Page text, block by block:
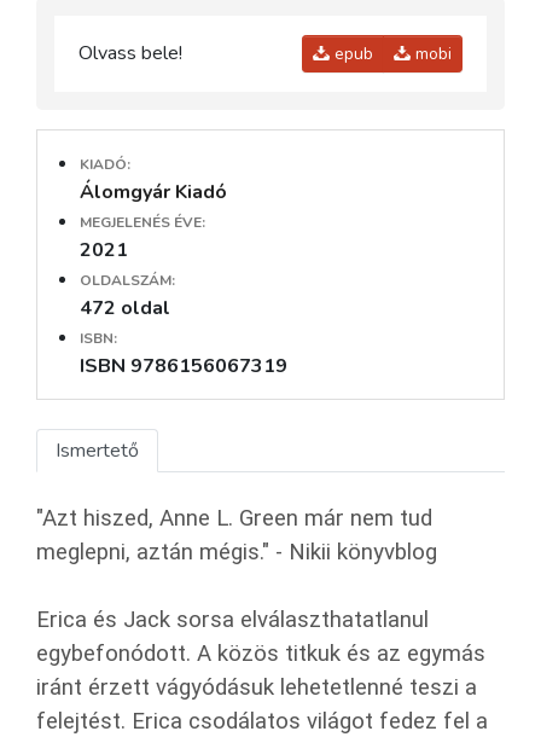
Olvass bele! epub mobi
KIADÓ:
Álomgyár Kiadó
MEGJELENÉS ÉVE:
2021
OLDALSZÁM:
472 oldal
ISBN:
ISBN 9786156067319
Ismertető
"Azt hiszed, Anne L. Green már nem tud
meglepni, aztán mégis." - Nikii könyvblog
Erica és Jack sorsa elválaszthatatlanul
egybefonódott. A közös titkuk és az egymás
iránt érzett vágyódásuk lehetetlenné teszi a
felejtést. Erica csodálatos világot fedez fel a